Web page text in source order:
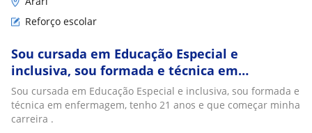
Reforço escolar
Sou cursada em Educação Especial e
inclusiva, sou formada e técnica em
enfermagem, tenho 21 anos e que começar
minha carreira
Sou cursada em Educação Especial e inclusiva, sou formada e
técnica em enfermagem, tenho 21 anos e que começar minha
carreira .